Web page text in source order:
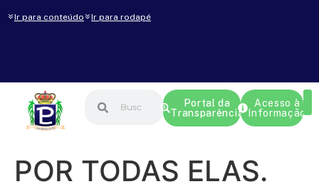
Ir para conteúdo Ir para rodapé
Portal da
Transparência
Acesso à
Informação
POR TODAS ELAS.